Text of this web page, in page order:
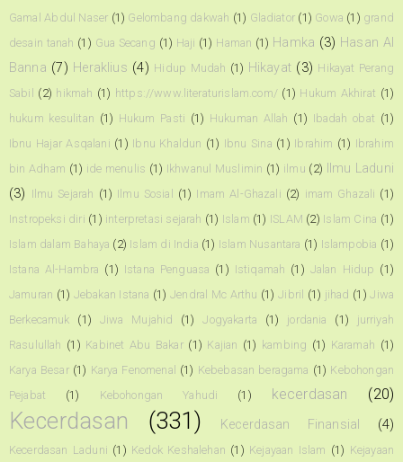
Gamal Abdul Naser (1) Gelombang dakwah (1) Gladiator (1) Gowa (1) grand
desain tanah (1) Gua Secang (1) Haji (1) Haman (1) Hamka (3) Hasan Al
Banna (7) Heraklius (4) Hidup Mudah (1) Hikayat (3) Hikayat Perang
Sabil
(2) hikmah (1) https://www.literaturislam.com/ (1) Hukum Akhirat (1)
hukum kesulitan (1) Hukum Pasti (1) Hukuman Allah (1) Ibadah obat (1)
Ibnu Hajar Asqalani (1) Ibnu Khaldun (1) Ibnu Sina (1) Ibrahim (1) Ibrahim
bin Adham (1) ide menulis (1) Ikhwanul Muslimin (1) ilmu (2)
Ilmu Laduni
(3) Ilmu Sejarah (1) Ilmu Sosial (1) Imam Al-Ghazali (2) imam Ghazali (1)
Instropeksi diri (1) interpretasi sejarah (1) Islam (1) ISLAM (2) Islam Cina (1)
Islam dalam Bahaya (2) Islam di India (1) Islam Nusantara (1) Islampobia (1)
Istana Al-Hambra (1) Istana Penguasa (1) Istiqamah (1) Jalan Hidup (1)
Jamuran (1) Jebakan Istana (1) Jendral Mc Arthu (1) Jibril (1) jihad (1) Jiwa
Berkecamuk
(1) Jiwa Mujahid (1) Jogyakarta (1) jordania (1)
jurriyah
Rasulullah (1) Kabinet Abu Bakar (1) Kajian (1) kambing (1) Karamah (1)
Karya Besar (1) Karya Fenomenal (1) Kebebasan beragama (1) Kebohongan
Pejabat
(1) Kebohongan Yahudi (1) kecerdasan (20)
Kecerdasan (331) Kecerdasan Finansial (4)
Kecerdasan Laduni (1) Kedok Keshalehan (1) Kejayaan Islam (1) Kejayaan